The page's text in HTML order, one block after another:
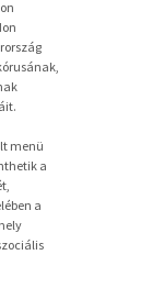
menü
a
a